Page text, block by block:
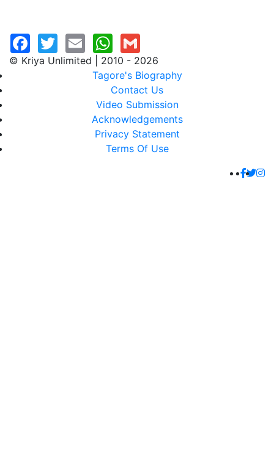
© Kriya Unlimited | 2010 - 2026
Tagore's Biography
Contact Us
Video Submission
Acknowledgements
Privacy Statement
Terms Of Use